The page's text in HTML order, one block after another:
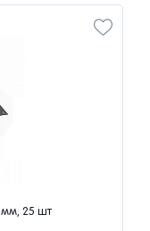
мм, 25 шт